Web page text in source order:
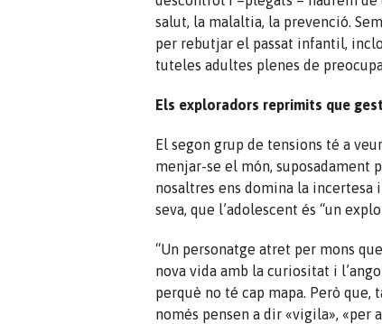
salut, la malaltia, la prevenció.
per rebutjar el passat infantil,
tuteles adultes plenes de
Els exploradors reprimits que
El segon grup de tensions té a
menjar-se el món, suposadament
nosaltres ens domina la incertesa
seva, que l’adolescent és “un
“Un personatge atret per mons
nova vida amb la curiositat i
perquè no té cap mapa. Però que,
només pensen a dir «vigila», «per